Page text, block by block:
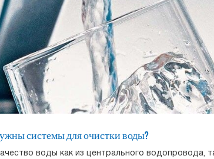
системы для очистки воды?
воды как из центрального водопровода,